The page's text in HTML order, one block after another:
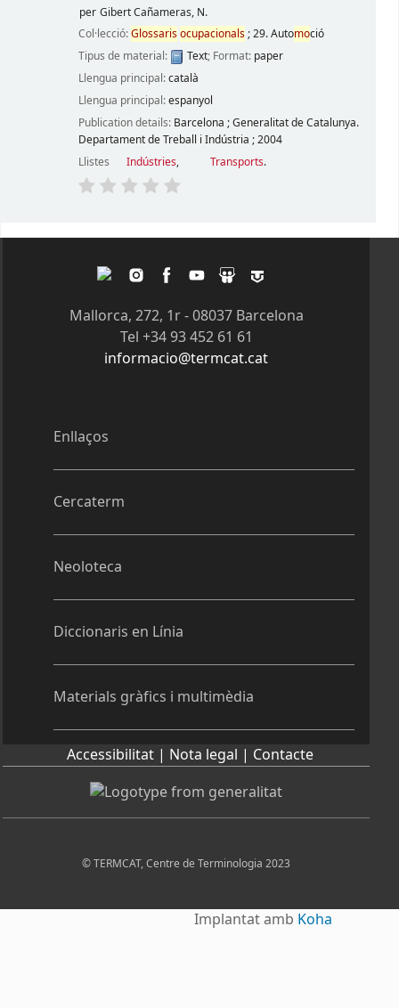
per Gibert Cañameras, N.
Col·lecció:Glossarisocupacionals; 29. Automoció
Tipus de material:
Text; Format: paper
Llengua principal:català
Llengua principal:espanyol
Publication details: Barcelona ;Generalitat de Catalunya.
Departament de Treball i Indústria ;2004
Llistes
Indústries, Transports.
Enllaços
Cercaterm
Neoloteca
Diccionaris en Línia
Materials gràfics i multimèdia
Mallorca, 272, 1r - 08037 Barcelona
Tel +34 93 452 61 61
informacio@termcat.cat
Accessibilitat | Nota legal | Contacte
© TERMCAT, Centre de Terminologia 2023
Implantat amb Koha